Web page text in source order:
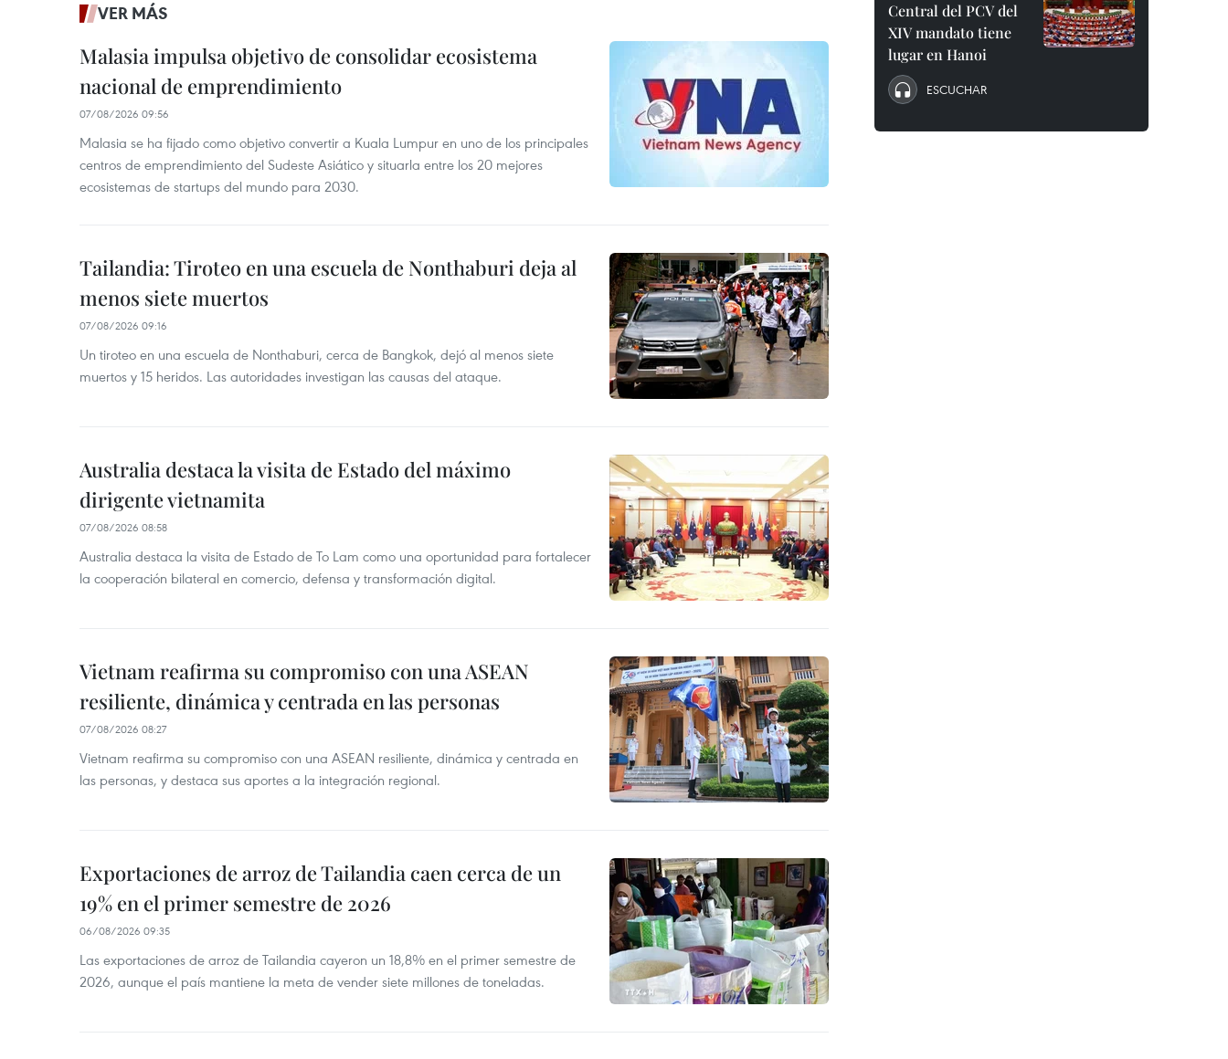
VER MÁS
Malasia impulsa objetivo de consolidar ecosistema
nacional de emprendimiento
07/08/2026 09:56
Malasia se ha fijado como objetivo convertir a Kuala Lumpur en uno de los principales
centros de emprendimiento del Sudeste Asiático y situarla entre los 20 mejores
ecosistemas de startups del mundo para 2030.
Tailandia: Tiroteo en una escuela de Nonthaburi deja al
menos siete muertos
07/08/2026 09:16
Un tiroteo en una escuela de Nonthaburi, cerca de Bangkok, dejó al menos siete
muertos y 15 heridos. Las autoridades investigan las causas del ataque.
Australia destaca la visita de Estado del máximo
dirigente vietnamita
07/08/2026 08:58
Australia destaca la visita de Estado de To Lam como una oportunidad para fortalecer
la cooperación bilateral en comercio, defensa y transformación digital.
Vietnam reafirma su compromiso con una ASEAN
resiliente, dinámica y centrada en las personas
07/08/2026 08:27
Vietnam reafirma su compromiso con una ASEAN resiliente, dinámica y centrada en
las personas, y destaca sus aportes a la integración regional.
Exportaciones de arroz de Tailandia caen cerca de un
19% en el primer semestre de 2026
06/08/2026 09:35
Las exportaciones de arroz de Tailandia cayeron un 18,8% en el primer semestre de
2026, aunque el país mantiene la meta de vender siete millones de toneladas.
Central del PCV del
XIV mandato tiene
lugar en Hanoi
ESCUCHAR